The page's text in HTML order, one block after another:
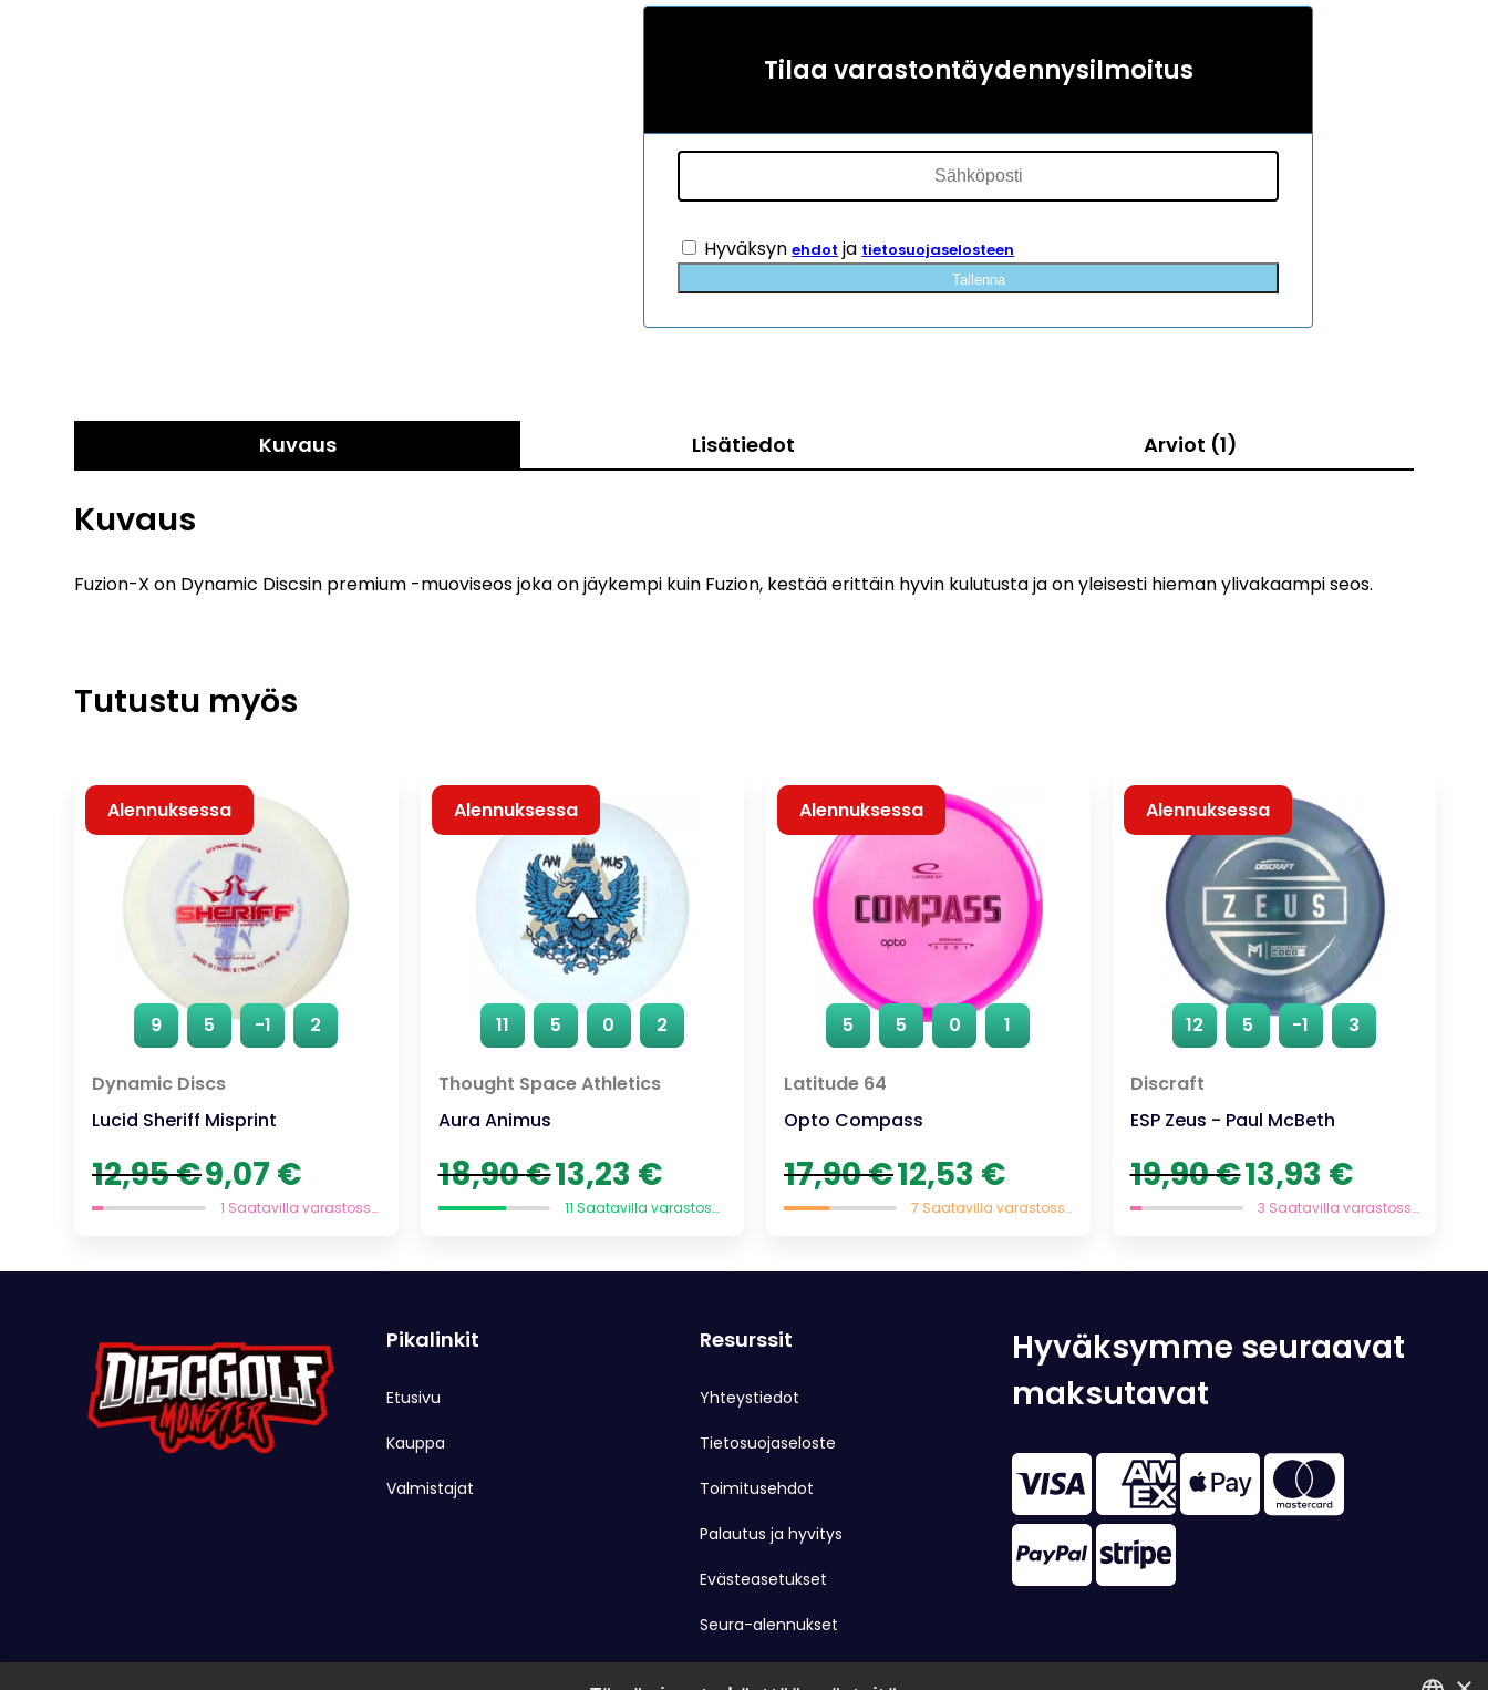
Tilaa varastontäydennysilmoitus
Hyväksynehdot ja tietosuojaselosteen
Tallenna
Kuvaus Lisätiedot Arviot (1)
Kuvaus
Fuzion-X on Dynamic Discsin premium -muoviseos joka on jäykempi kuin Fuzion, kestää erittäin hyvin kulutusta ja on yleisesti hieman ylivakaampi seos.
Tutustu myös
9 5 -1 2
Dynamic Discs
Lucid Sheriff Misprint
Alennuksessa
12,95€ Alkuperäinen
hinta
oli:
9,07 €
on:
1 Saatavilla varastossa
11 5 0 2
Thought Space Athletics
Aura Animus
Alennuksessa
18,90€ Alkuperäinen
hinta
oli:
13,23 €hinta
on:
11 Saatavilla varastossa
5 5 0 1
Latitude 64
Opto Compass
Alennuksessa
17,90€ Alkuperäinen
hinta
oli:
12,53 €
on:
7 Saatavilla varastossa
12 5 -1 3
Discraft
ESP Zeus - Paul McBeth
Alennuksessa
19,90€ Alkuperäinen
hinta
oli:
13,93 €hinta
on:
3 Saatavilla varastossa
Pikalinkit
Etusivu
Kauppa
Valmistajat
Resurssit
Yhteystiedot
Tietosuojaseloste
Toimitusehdot
Palautus ja hyvitys
Evästeasetukset
Seura-alennukset
Hyväksymme seuraavat
maksutavat